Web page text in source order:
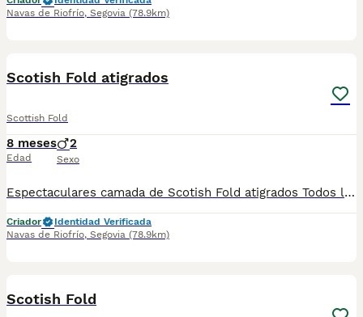
Navas de Riofrío, Segovia (78.9km)
Scotish Fold atigrados
Scottish Fold
8 meses
Edad
2
Sexo
Espectaculares camada de Scotish Fold atigrados Todos los cachorritos se entregan con unos dos meses y medio de edad y sus vacunas correspondientes, desparasitados interna y externamente, con certificado de salud, y garantía tanto por enfermedad vírica como congénito genética. Posibilidad de entregar en toda España mediante transporte propio preparado para animales y con chofer privado. Los precios pueden variar según las características y morfología de cada cachorro. Añádenos al whats app o llámanos, y encantados atenderemos todas tus dudas y consultas. Teléfono / Whats app: 641 92 23 90
Criador
Identidad Verificada
Navas de Riofrío, Segovia (78.9km)
Scotish Fold